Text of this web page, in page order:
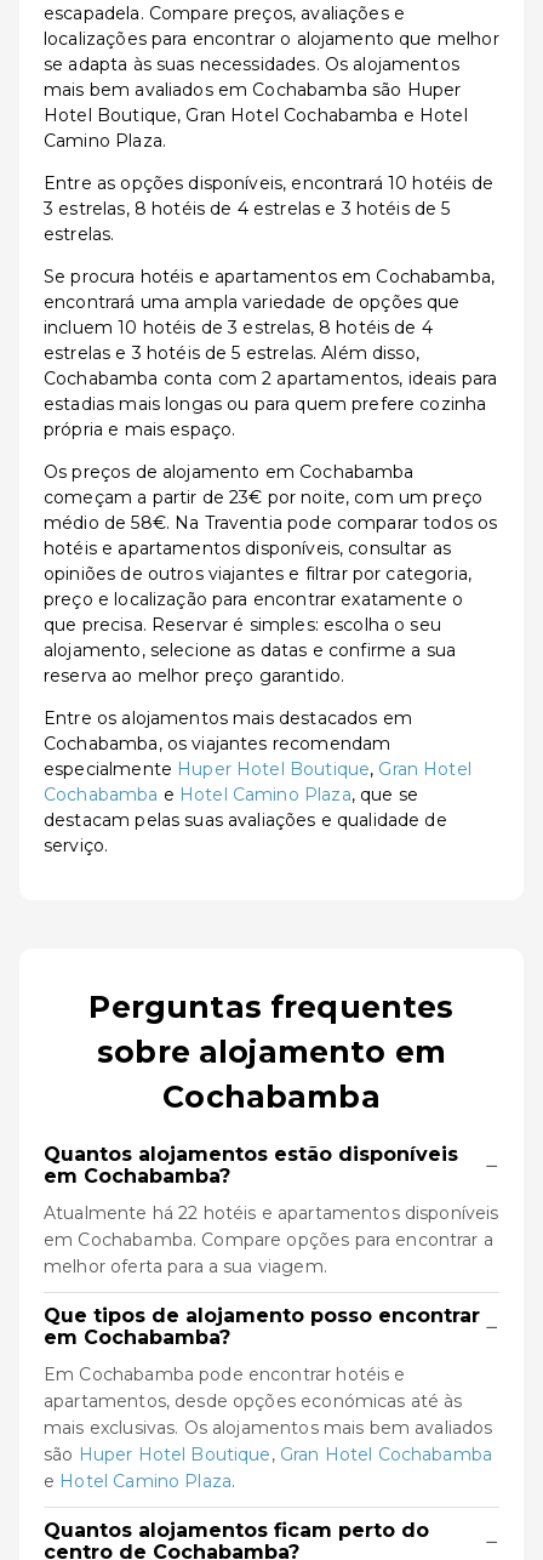
escapadela. Compare preços, avaliações e
localizações para encontrar o alojamento que melhor
se adapta às suas necessidades. Os alojamentos
mais bem avaliados em Cochabamba são Huper
Hotel Boutique, Gran Hotel Cochabamba e Hotel
Camino Plaza.
Entre as opções disponíveis, encontrará 10 hotéis de
3 estrelas, 8 hotéis de 4 estrelas e 3 hotéis de 5
estrelas.
Se procura hotéis e apartamentos em Cochabamba,
encontrará uma ampla variedade de opções que
incluem 10 hotéis de 3 estrelas, 8 hotéis de 4
estrelas e 3 hotéis de 5 estrelas. Além disso,
Cochabamba conta com 2 apartamentos, ideais para
estadias mais longas ou para quem prefere cozinha
própria e mais espaço.
Os preços de alojamento em Cochabamba
começam a partir de 23€ por noite, com um preço
médio de 58€. Na Traventia pode comparar todos os
hotéis e apartamentos disponíveis, consultar as
opiniões de outros viajantes e filtrar por categoria,
preço e localização para encontrar exatamente o
que precisa. Reservar é simples: escolha o seu
alojamento, selecione as datas e confirme a sua
reserva ao melhor preço garantido.
Entre os alojamentos mais destacados em
Cochabamba, os viajantes recomendam
especialmente Huper Hotel Boutique, Gran Hotel
Cochabamba e Hotel Camino Plaza, que se
destacam pelas suas avaliações e qualidade de
serviço.
Perguntas frequentes
sobre alojamento em
Cochabamba
Quantos alojamentos estão disponíveis
em Cochabamba?
−
Atualmente há 22 hotéis e apartamentos disponíveis
em Cochabamba. Compare opções para encontrar a
melhor oferta para a sua viagem.
Que tipos de alojamento posso encontrar
em Cochabamba?
−
Em Cochabamba pode encontrar hotéis e
apartamentos, desde opções económicas até às
mais exclusivas. Os alojamentos mais bem avaliados
são Huper Hotel Boutique, Gran Hotel Cochabamba
e Hotel Camino Plaza.
Quantos alojamentos ficam perto do
centro de Cochabamba?
−